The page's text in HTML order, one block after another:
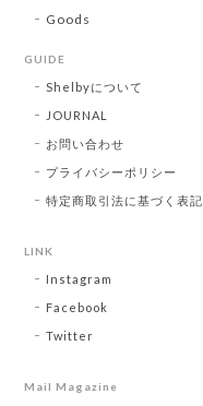
Goods
GUIDE
Shelbyについて
JOURNAL
お問い合わせ
プライバシーポリシー
特定商取引法に基づく表記
LINK
Instagram
Facebook
Twitter
Mail Magazine